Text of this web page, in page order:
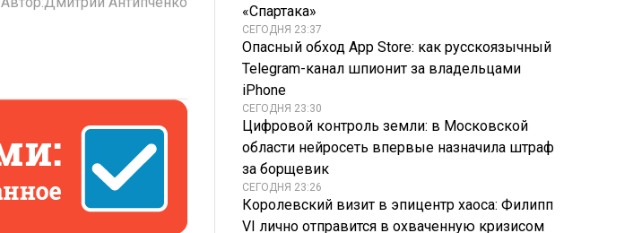
«Спартака»
СЕГОДНЯ 23:37
Опасный обход App Store: как русскоязычный
Telegram-канал шпионит за владельцами
iPhone
СЕГОДНЯ 23:30
Цифровой контроль земли: в Московской
области нейросеть впервые назначила штраф
за борщевик
СЕГОДНЯ 23:26
Королевский визит в эпицентр хаоса: Филипп
VI лично отправится в охваченную кризисом